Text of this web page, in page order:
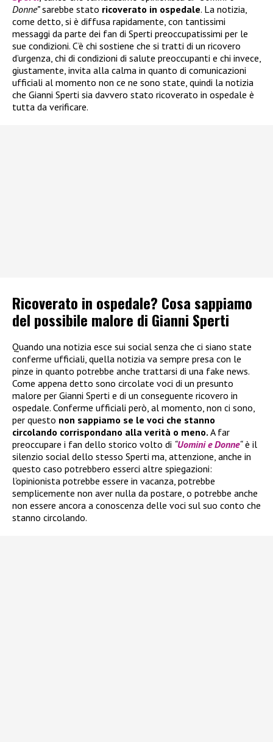
Donne”sarebbe stato ricoverato in ospedale. La notizia,
come detto, si è diffusa rapidamente, con tantissimi
messaggi da parte dei fan di Sperti preoccupatissimi per le
sue condizioni. C’è chi sostiene che si tratti di un ricovero
d’urgenza, chi di condizioni di salute preoccupanti e chi invece,
giustamente, invita alla calma in quanto di comunicazioni
ufficiali al momento non ce ne sono state, quindi la notizia
che Gianni Sperti sia davvero stato ricoverato in ospedale è
tutta da verificare.
Ricoverato in ospedale? Cosa sappiamo
del possibile malore di Gianni Sperti
Quando una notizia esce sui social senza che ci siano state
conferme ufficiali, quella notizia va sempre presa con le
pinze in quanto potrebbe anche trattarsi di una fake news.
Come appena detto sono circolate voci di un presunto
malore per Gianni Sperti e di un conseguente ricovero in
ospedale. Conferme ufficiali però, al momento, non ci sono,
per questo non sappiamo se le voci che stanno
circolando corrispondano alla verità o meno. A far
preoccupare i fan dello storico volto di “Uomini e Donne“è il
silenzio social dello stesso Sperti ma, attenzione, anche in
questo caso potrebbero esserci altre spiegazioni:
l’opinionista potrebbe essere in vacanza, potrebbe
semplicemente non aver nulla da postare, o potrebbe anche
non essere ancora a conoscenza delle voci sul suo conto che
stanno circolando.